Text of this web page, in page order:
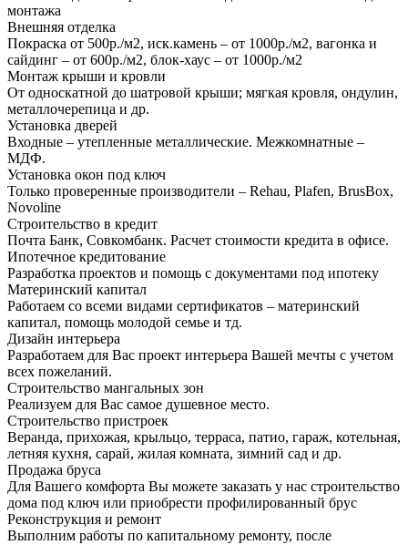
монтажа
Внешняя отделка
Покраска от 500р./м2, иск.камень – от 1000р./м2, вагонка и
сайдинг – от 600р./м2, блок-хаус – от 1000р./м2
Монтаж крыши и кровли
От односкатной до шатровой крыши; мягкая кровля, ондулин,
металлочерепица и др.
Установка дверей
Входные – утепленные металлические. Межкомнатные –
МДФ.
Установка окон под ключ
Только проверенные производители – Rehau, Plafen, BrusBox,
Novoline
Строительство в кредит
Почта Банк, Совкомбанк. Расчет стоимости кредита в офисе.
Ипотечное кредитование
Разработка проектов и помощь с документами под ипотеку
Материнский капитал
Работаем со всеми видами сертификатов – материнский
капитал, помощь молодой семье и тд.
Дизайн интерьера
Разработаем для Вас проект интерьера Вашей мечты с учетом
всех пожеланий.
Строительство мангальных зон
Реализуем для Вас самое душевное место.
Строительство пристроек
Веранда, прихожая, крыльцо, терраса, патио, гараж, котельная,
летняя кухня, сарай, жилая комната, зимний сад и др.
Продажа бруса
Для Вашего комфорта Вы можете заказать у нас строительство
дома под ключ или приобрести профилированный брус
Реконструкция и ремонт
Выполним работы по капитальному ремонту, после